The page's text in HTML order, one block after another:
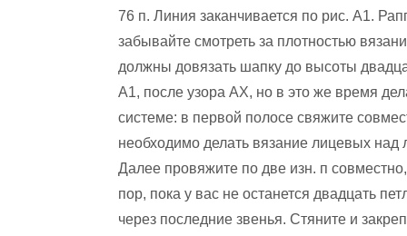
76 п. Линия заканчивается по рис. А1.
забывайте смотреть за плотностью
должны довязать шапку до высоты
А1, после узора АХ, но в это же время
системе: в первой полосе свяжите
необходимо делать вязание лицевых
Далее провяжите по две изн. п
пор, пока у вас не останется двадцать
через последние звенья. Стяните и